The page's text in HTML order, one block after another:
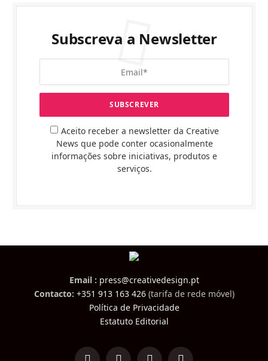
Subscreva a Newsletter
Aceito receber a newsletter da Creative
News que pode conter ocasionalmente
informações sobre iniciativas, produtos e
serviços.
Email : press@creativedesign.pt
Contacto: +351 913 163 426(tarifa de rede móvel)
Política de Privacidade
Estatuto Editorial